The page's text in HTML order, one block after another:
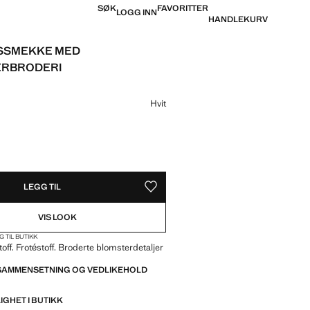
SØKLOGG INNFAVORITTER
HANDLEKURV
MED
[kr 199,00 ]
Hvit
LEGG TIL LAGRE SOM FAVORITT
VIS LOOK
TIL BUTIKK
Frotéstoff. Broderte blomsterdetaljer
OG VEDLIKEHOLD
I BUTIKK